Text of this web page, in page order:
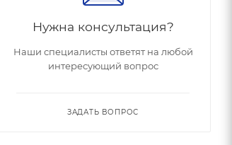
Нужна консультация?
Наши специалисты ответят на любой
интересующий вопрос
ЗАДАТЬ ВОПРОС